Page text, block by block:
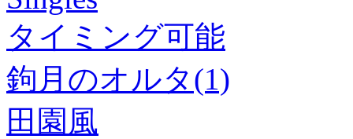
タイミング可能
鉤月のオルタ(1)
田園風